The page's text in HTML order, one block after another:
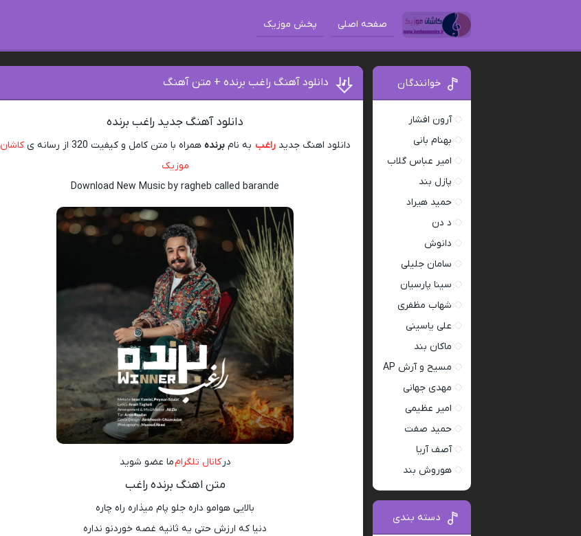
صفحه اصلی پخش موزیک
دانلود آهنگ راغب برنده + متن آهنگ
دانلود آهنگ جدید راغب برنده
دانلود اهنگ جدیدراغب به نامبرنده همراه با متن کامل و کیفیت 320 از رسانه ی
کاشان
موزیک
Download New Music by ragheb called barande
در کانال تلگرامما عضو شوید
متن اهنگ برنده راغب
بالایی هوامو داره جلو پام میذاره راه چاره
دنیا که ارزش حتی یه ثانیه غصه خوردنو نداره
خوانندگان
آرون افشار
بهنام بانی
امیر عباس گلاب
پازل بند
حمید هیراد
د دن
دانوش
سامان جلیلی
سینا پارسیان
شهاب مظفری
علی یاسینی
ماکان بند
مسیح و آرش AP
مهدی جهانی
امیر عظیمی
حمید صفت
آصف آریا
هوروش بند
دسته بندی